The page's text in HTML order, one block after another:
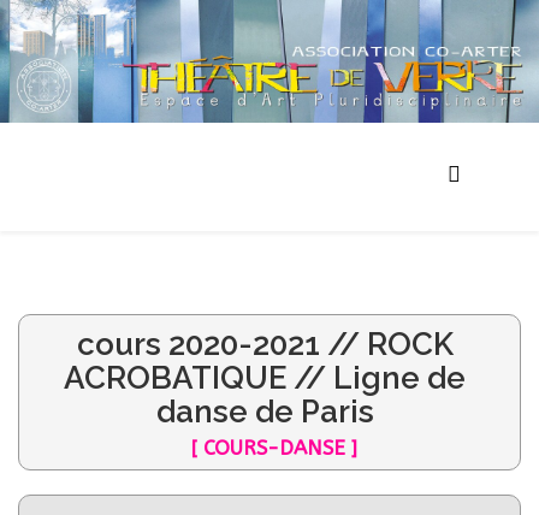
cours 2020-2021 // ROCK
ACROBATIQUE // Ligne de
danse de Paris
[ COURS-DANSE ]